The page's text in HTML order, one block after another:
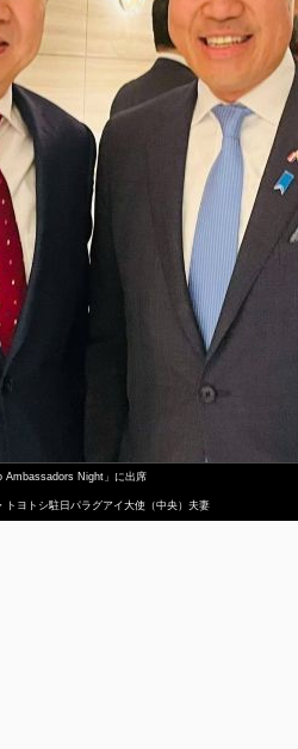
Ambassadors Night」に出席
ヨトシ駐日パラグアイ大使（中央）夫妻